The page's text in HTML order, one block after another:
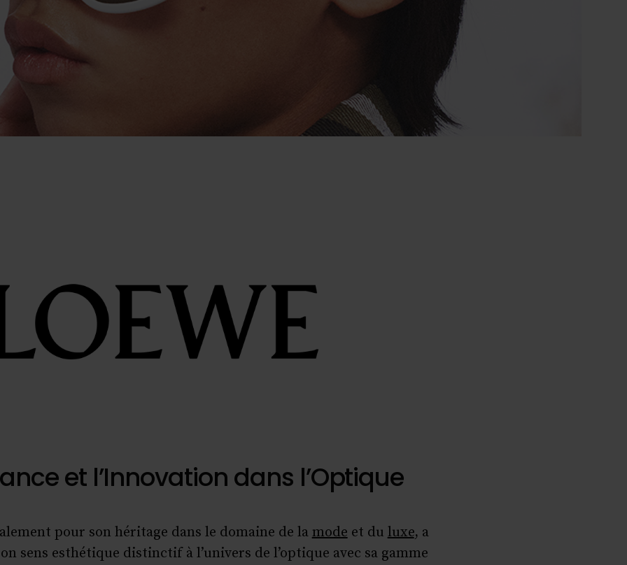
et l’Innovation dans l’Optique
pour son héritage dans le domaine de la mode et du luxe, a
sens esthétique distinctif à l’univers de l’optique avec sa gamme